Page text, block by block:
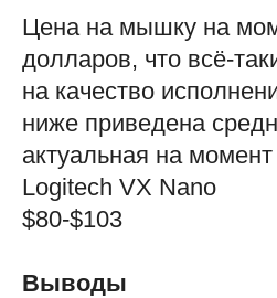
Цена на мышку на
долларов, что всё-
на качество
ниже приведена
актуальная на
Logitech VX Nano
$80-$103
Выводы